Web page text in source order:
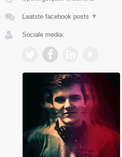
Laatste facebook posts ▼
Sociale media: